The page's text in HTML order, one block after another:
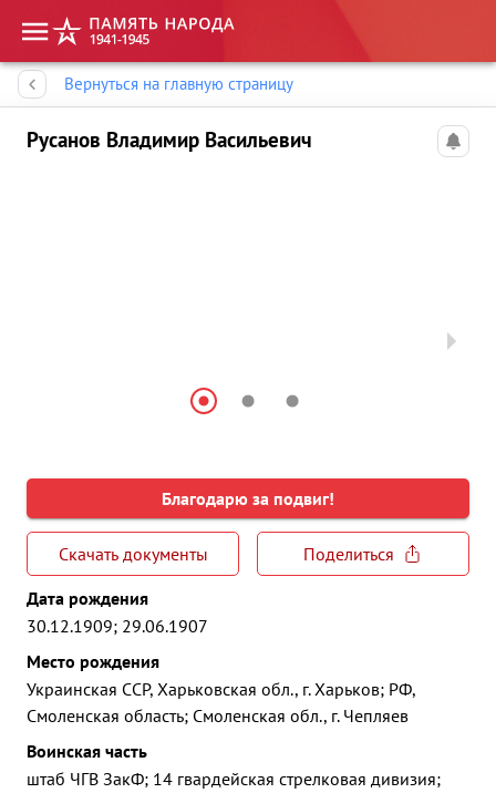
Вернуться на главную страницу
Русанов Владимир Васильевич
Благодарю за подвиг!
Скачать документы
Поделиться
Дата рождения
30.12.1909; 29.06.1907
Место рождения
Украинская ССР, Харьковская обл., г. Харьков; РФ,
Смоленская область; Смоленская обл., г. Чепляев
Воинская часть
штаб ЧГВ ЗакФ; 14 гвардейская стрелковая дивизия;
Память народа